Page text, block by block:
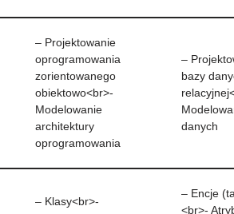
– Projektowanie
oprogramowania
zorientowanego
obiektowo<br>-
Modelowanie
architektury
oprogramowania
–
bazy
danych
– Klasy<br>-
– Encje
<br>-